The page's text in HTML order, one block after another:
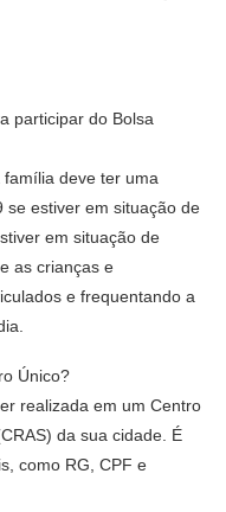
participar do Bolsa
deve ter uma
se estiver em situação de
em situação de
as crianças e
e frequentando a
Único?
realizada em um Centro
da sua cidade. É
como RG, CPF e